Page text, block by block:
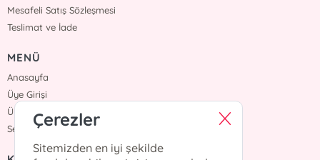
Mesafeli Satış Sözleşmesi
Teslimat ve İade
MENÜ
Anasayfa
Üye Girişi
Üye Ol
SepetimÇerezler
Sitemizden en iyi şekilde